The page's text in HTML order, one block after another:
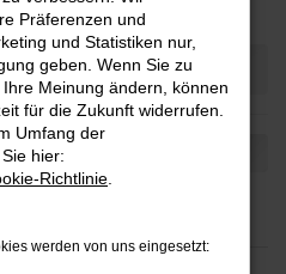
Präferenzen und
und Statistiken nur,
geben. Wenn Sie zu
Meinung ändern, können
für die Zukunft widerrufen.
Umfang der
hier:
Richtlinie
werden von uns eingesetzt: